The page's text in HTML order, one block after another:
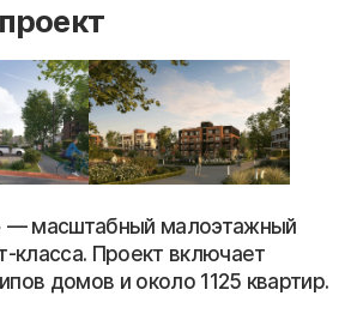
— масштабный малоэтажный
класса. Проект включает
домов и около 1125 квартир.